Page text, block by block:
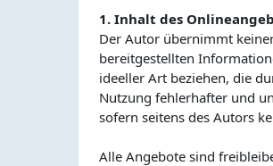
1. Inhalt des
Der Autor übernimmt
bereitgestellten
ideeller Art beziehen, die
Nutzung fehlerhafter und
sofern seitens des Autors
Alle Angebote sind